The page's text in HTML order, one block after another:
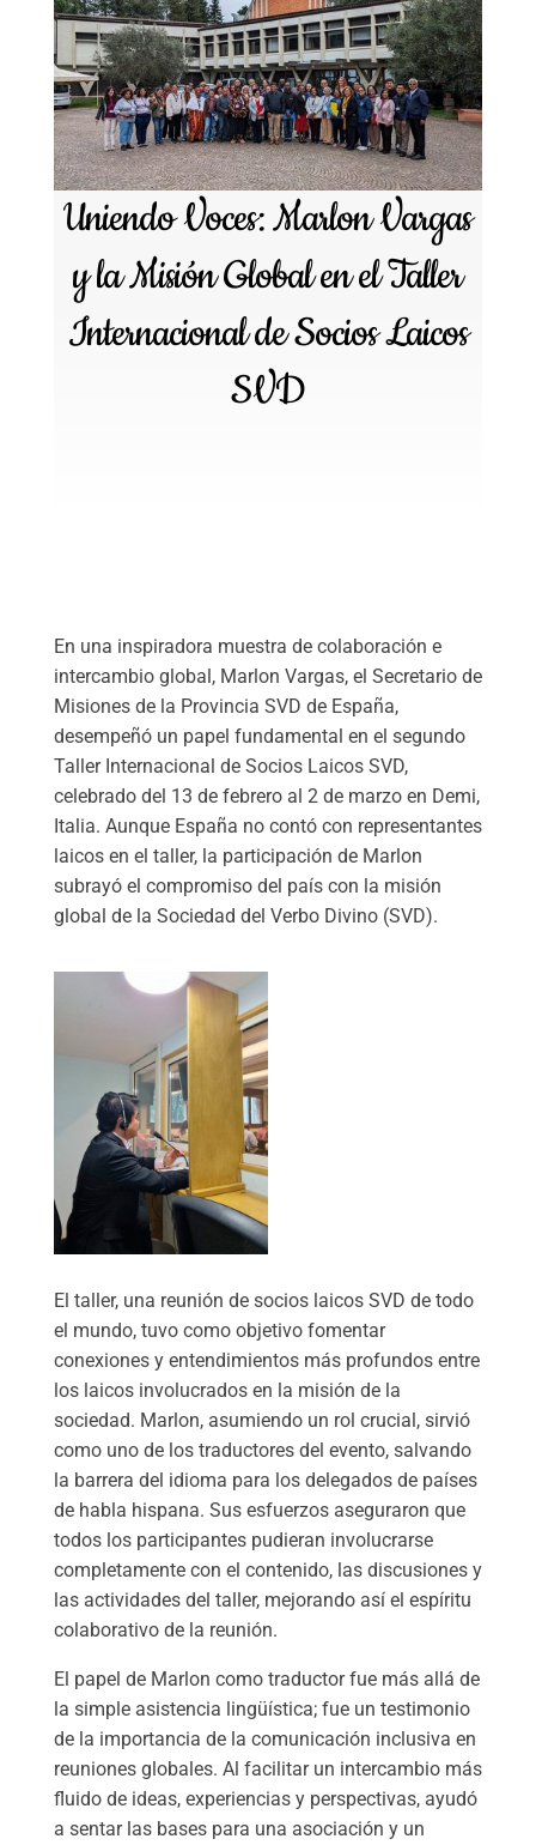
Uniendo Voces: Marlon Vargas
y la Misión Global en el Taller
Internacional de Socios Laicos
SVD
En una inspiradora muestra de colaboración e
intercambio global, Marlon Vargas, el Secretario de
Misiones de la Provincia SVD de España,
desempeñó un papel fundamental en el segundo
Taller Internacional de Socios Laicos SVD,
celebrado del 13 de febrero al 2 de marzo en Demi,
Italia. Aunque España no contó con representantes
laicos en el taller, la participación de Marlon
subrayó el compromiso del país con la misión
global de la Sociedad del Verbo Divino (SVD).
El taller, una reunión de socios laicos SVD de todo
el mundo, tuvo como objetivo fomentar
conexiones y entendimientos más profundos entre
los laicos involucrados en la misión de la
sociedad. Marlon, asumiendo un rol crucial, sirvió
como uno de los traductores del evento, salvando
la barrera del idioma para los delegados de países
de habla hispana. Sus esfuerzos aseguraron que
todos los participantes pudieran involucrarse
completamente con el contenido, las discusiones y
las actividades del taller, mejorando así el espíritu
colaborativo de la reunión.
El papel de Marlon como traductor fue más allá de
la simple asistencia lingüística; fue un testimonio
de la importancia de la comunicación inclusiva en
reuniones globales. Al facilitar un intercambio más
fluido de ideas, experiencias y perspectivas, ayudó
a sentar las bases para una asociación y un